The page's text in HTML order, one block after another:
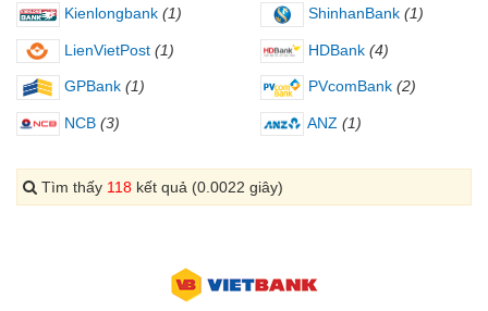
Kienlongbank (1) ShinhanBank (1)
LienVietPost (1) HDBank (4)
GPBank (1) PVcomBank (2)
NCB (3) ANZ (1)
Tìm thấy 118 kết quả (0.0022 giây)